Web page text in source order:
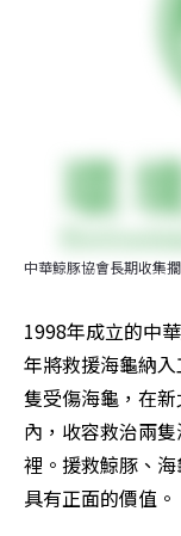
中華鯨豚協會長期收集
1998年成立的中
年將救援海龜納
隻受傷海龜，在
內，收容救治兩
裡。援救鯨豚、
具有正面的價值。